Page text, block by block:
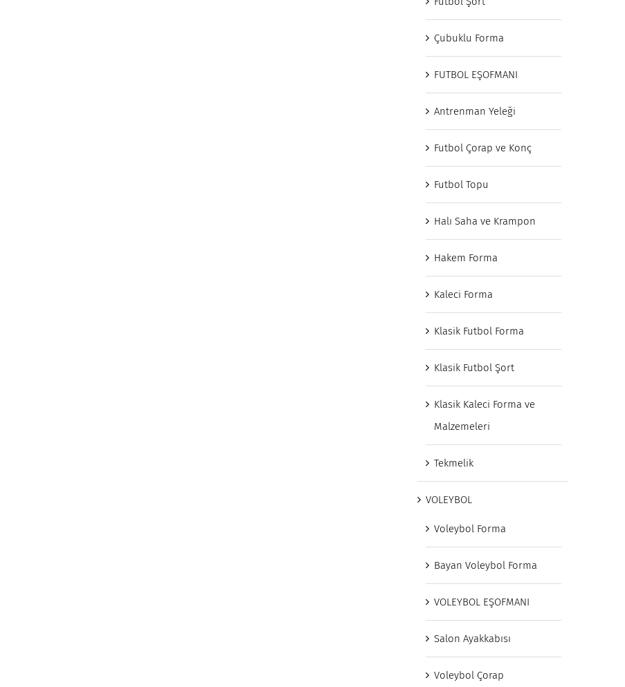
Çubuklu Forma
FUTBOL EŞOFMANI
Antrenman Yeleği
Futbol Çorap ve Konç
Futbol Topu
Halı Saha ve Krampon
Hakem Forma
Kaleci Forma
Klasik Futbol Forma
Klasik Futbol Şort
Klasik Kaleci Forma ve
Malzemeleri
Tekmelik
VOLEYBOL
Voleybol Forma
Bayan Voleybol Forma
VOLEYBOL EŞOFMANI
Salon Ayakkabısı
Voleybol Çorap